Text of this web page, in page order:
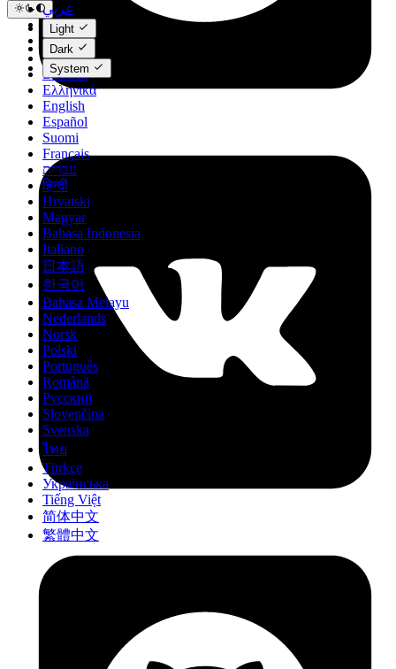
عربي
Català
Čeština
Dansk
Deutsch
Ελληνικά
English
Español
Suomi
Français
עברית
हिन्दी
Hrvatski
Magyar
Bahasa Indonesia
Italiano
日本語
한국어
Bahasa Melayu
Nederlands
Norsk
Polski
Português
Română
Русский
Slovenčina
Svenska
ไทย
Türkçe
Українська
Tiếng Việt
简体中文
繁體中文
Light
Dark
System